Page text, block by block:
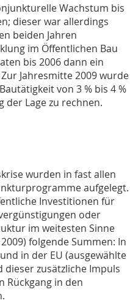
Wachstum bis
dieser war allerdings
beiden Jahren
im Öffentlichen Bau
bis 2006 dann ein
Jahresmitte 2009 wurde
von 3 % bis 4 %
der Lage zu rechnen.
wurden in fast allen
aufgelegt.
Investitionen für
oder
im weitesten Sinne
folgende Summen: In
in der EU (ausgewählte
zusätzliche Impuls
Rückgang in den